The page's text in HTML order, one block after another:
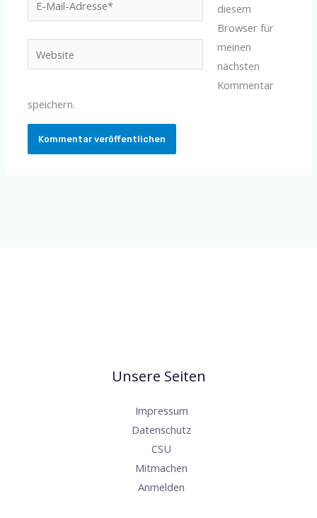
Mail-
Adresse*
diesem
Browser für
meinen
nächsten
Kommentar
speichern.
Unsere Seiten
Impressum
Datenschutz
CSU
Mitmachen
Anmelden